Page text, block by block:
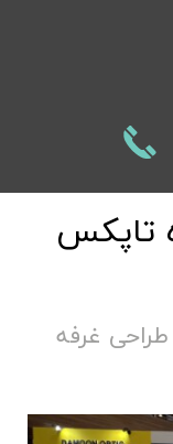
تاپکس
نمایشگاه عینک 1402- طراحی غرفه